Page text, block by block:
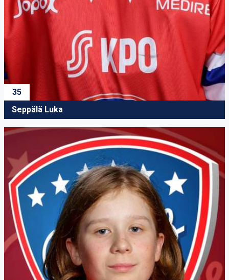
35
Seppälä Luka